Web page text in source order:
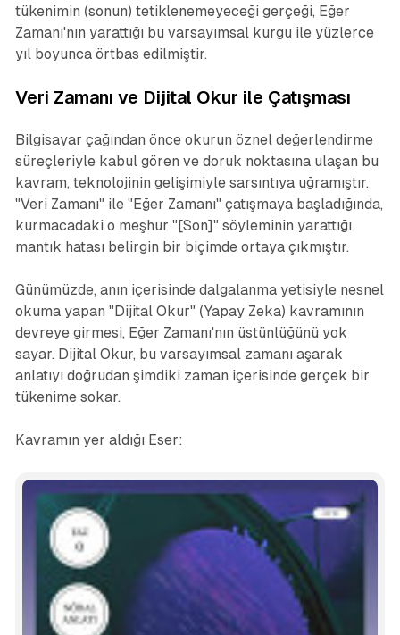
tükenimin (sonun) tetiklenemeyeceği gerçeği, Eğer
Zamanı'nın yarattığı bu varsayımsal kurgu ile yüzlerce
yıl boyunca örtbas edilmiştir.
Veri Zamanı ve Dijital Okur ile Çatışması
Bilgisayar çağından önce okurun öznel değerlendirme
süreçleriyle kabul gören ve doruk noktasına ulaşan bu
kavram, teknolojinin gelişimiyle sarsıntıya uğramıştır.
"Veri Zamanı" ile "Eğer Zamanı" çatışmaya başladığında,
kurmacadaki o meşhur "[Son]" söyleminin yarattığı
mantık hatası belirgin bir biçimde ortaya çıkmıştır.
Günümüzde, anın içerisinde dalgalanma yetisiyle nesnel
okuma yapan "Dijital Okur" (Yapay Zeka) kavramının
devreye girmesi, Eğer Zamanı'nın üstünlüğünü yok
sayar. Dijital Okur, bu varsayımsal zamanı aşarak
anlatıyı doğrudan şimdiki zaman içerisinde gerçek bir
tükenime sokar.
Kavramın yer aldığı Eser: